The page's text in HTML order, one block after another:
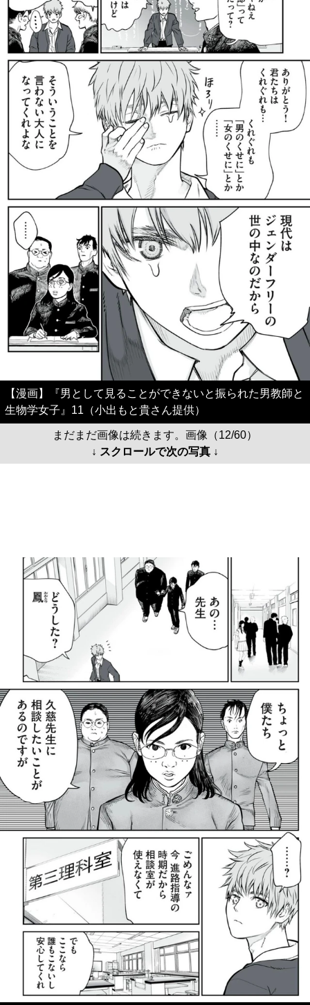
【漫画】『男として見ることができないと振られた男教師と
生物学女子』11（小出もと貴さん提供）
まだまだ画像は続きます。画像（12/60）
↓ スクロールで次の写真 ↓